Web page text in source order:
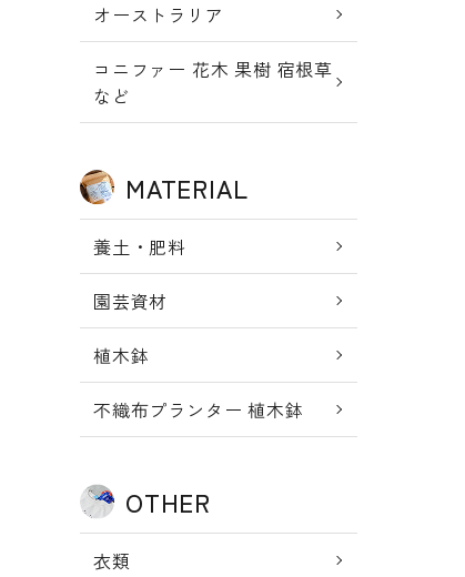
オーストラリア
コニファー 花木 果樹 宿根草
など
MATERIAL
養土・肥料
園芸資材
植木鉢
不織布プランター 植木鉢
OTHER
衣類